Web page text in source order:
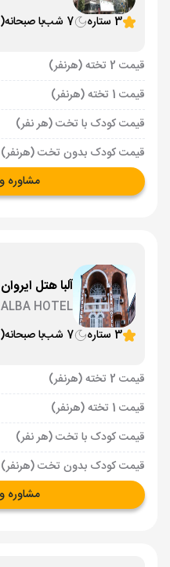
3 ستاره
7 شب با صبحانه(BB)
قیمت 2 تخته (هرنفر)
قیمت 1 تخته (هرنفر)
قیمت کودک با تخت (هر نفر)
قیمت کودک بدون تخت (هرنفر)
مشاوره
آلبا هتل ایروان
ALBA HOTEL
3 ستاره
7 شب با صبحانه(BB)
قیمت 2 تخته (هرنفر)
قیمت 1 تخته (هرنفر)
قیمت کودک با تخت (هر نفر)
قیمت کودک بدون تخت (هرنفر)
مشاوره